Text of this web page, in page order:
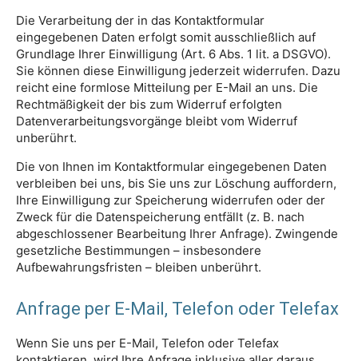
Die Verarbeitung der in das Kontaktformular
eingegebenen Daten erfolgt somit ausschließlich auf
Grundlage Ihrer Einwilligung (Art. 6 Abs. 1 lit. a DSGVO).
Sie können diese Einwilligung jederzeit widerrufen. Dazu
reicht eine formlose Mitteilung per E-Mail an uns. Die
Rechtmäßigkeit der bis zum Widerruf erfolgten
Datenverarbeitungsvorgänge bleibt vom Widerruf
unberührt.
Die von Ihnen im Kontaktformular eingegebenen Daten
verbleiben bei uns, bis Sie uns zur Löschung auffordern,
Ihre Einwilligung zur Speicherung widerrufen oder der
Zweck für die Datenspeicherung entfällt (z. B. nach
abgeschlossener Bearbeitung Ihrer Anfrage). Zwingende
gesetzliche Bestimmungen – insbesondere
Aufbewahrungsfristen – bleiben unberührt.
Anfrage per E-Mail, Telefon oder Telefax
Wenn Sie uns per E-Mail, Telefon oder Telefax